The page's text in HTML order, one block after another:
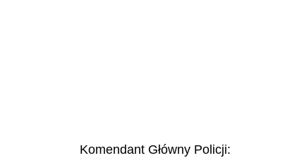
Komendant Główny Policji: